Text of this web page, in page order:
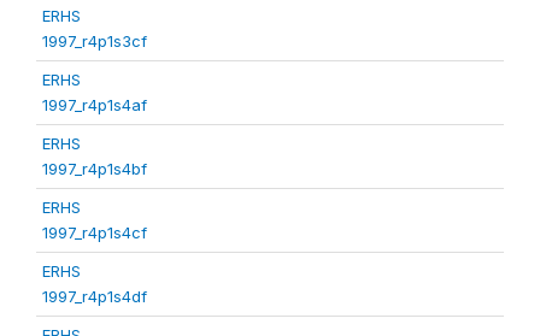
ERHS
1997_r4p1s3cf
ERHS
1997_r4p1s4af
ERHS
1997_r4p1s4bf
ERHS
1997_r4p1s4cf
ERHS
1997_r4p1s4df